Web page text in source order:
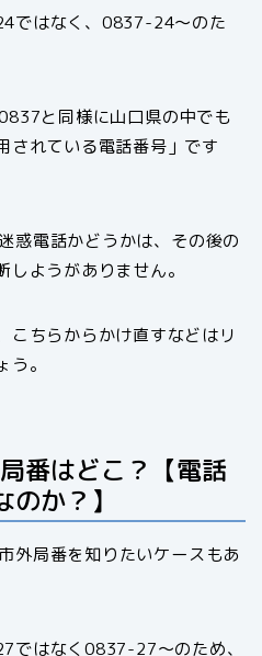
ではなく、0837-24〜のた
と同様に山口県の中でも
されている電話番号」です
惑電話かどうかは、その後の
ようがありません。
こちらからかけ直すなどはリ
。
番はどこ？【電話
か？】
外局番を知りたいケースもあ
ではなく0837-27〜のため、